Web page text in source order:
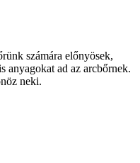
számára előnyösek,
anyagokat ad az arcbőrnek.
neki.